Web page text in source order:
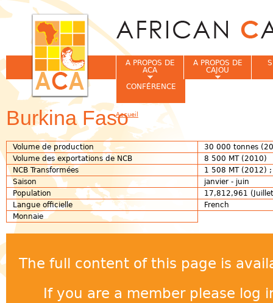
Burkina Faso
Volume de production
30 000 tonnes
Volume des exportations de NCB
8 500 MT (2010)
NCB Transformées
1 508 MT (2012)
Saison
janvier - juin
Population
17,812,961
Langue officielle
French
Monnaie
The full content of this page is
If you are a member please log
A PROPOS DE
ACA
A PROPOS DE
CAJOU
CONFÉRENCE
Vous êtes ici
Accueil